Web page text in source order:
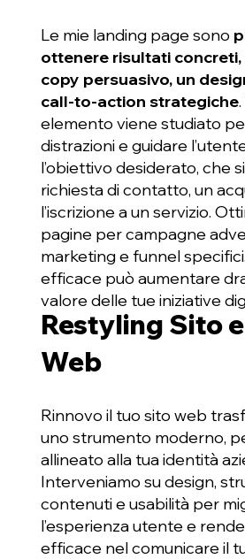
Le mie landing page sono
ottenere risultati concreti,
copy persuasivo, un
call-to-action strategiche
elemento viene studiato
distrazioni e guidare
l’obiettivo desiderato, che
richiesta di contatto, un
l’iscrizione a un servizio.
pagine per campagne
marketing e funnel
efficace può aumentare
valore delle tue iniziative
Restyling Sito
Web
Rinnovo il tuo sito web
uno strumento moderno,
allineato alla tua identità
Interveniamo su design,
contenuti e usabilità per
l’esperienza utente e
efficace nel comunicare il